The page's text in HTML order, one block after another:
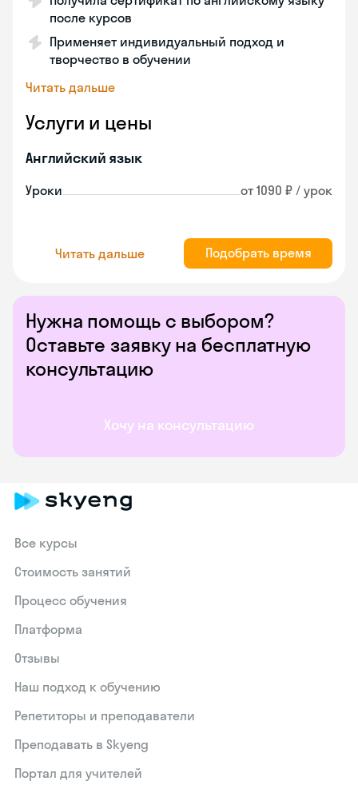
Нужна помощь с выбором?
Оставьте заявку на бесплатную
консультацию
Хочу на консультацию
после курсов
Применяет индивидуальный подход и
творчество в обучении
Читать дальше
Услуги и цены
Английский язык
Уроки от 1090 ₽ / урок
Читать дальше Подобрать время
Все курсы
Стоимость занятий
Процесс обучения
Платформа
Отзывы
Наш подход к обучению
Репетиторы и преподаватели
Преподавать в Skyeng
Портал для учителей